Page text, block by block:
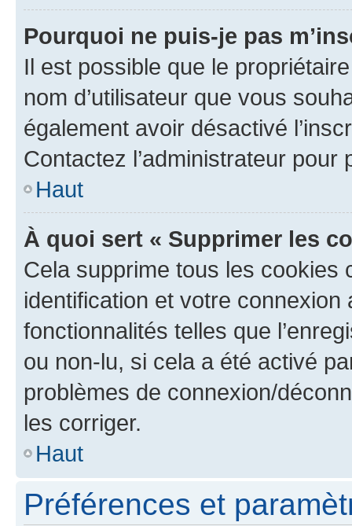
Pourquoi ne puis-je pas
Il est possible que le
nom d’utilisateur que vous
également avoir désactivé
Contactez l’administrateur
Haut
À quoi sert « Supprimer les
Cela supprime tous les cookies
identification et votre
fonctionnalités telles que
ou non-lu, si cela a été activé
problèmes de connexion/
les corriger.
Haut
Préférences et